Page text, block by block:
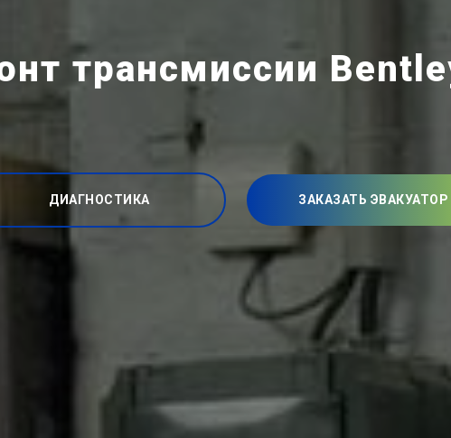
трансмиссии
ДИАГНОСТИКА ЗАКАЗАТЬ ЭВАКУАТОР